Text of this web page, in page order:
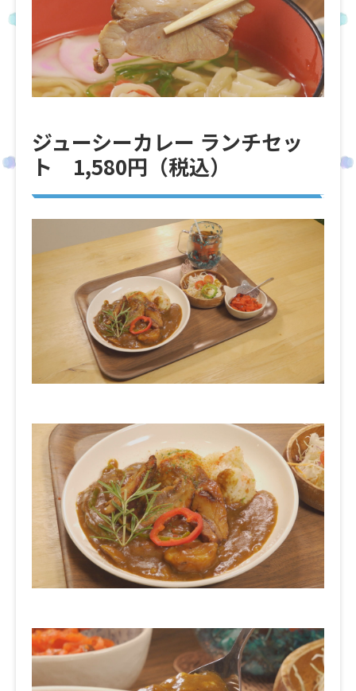
ジューシーカレー ランチセッ
ト 1,580円（税込）